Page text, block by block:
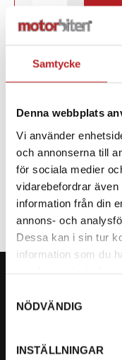
Samtycke
Denna webbplats
Vi använder
och annonserna till
för sociala medier
vidarebefordrar
information från din
annons- och
Dessa kan i sin tur
information som du
NÖDVÄNDIG
INSTÄLLNINGAR
Reservdel CF Moto
SPECIFIKATION
Ångra mitt köp